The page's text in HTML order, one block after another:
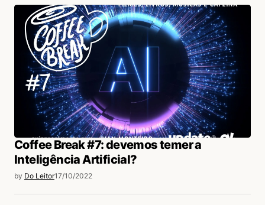
Coffee Break #7: devemos temer a
Inteligência Artificial?
by Do Leitor17/10/2022